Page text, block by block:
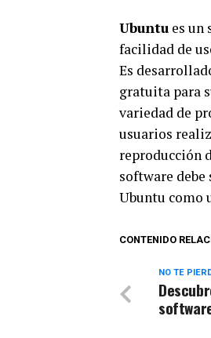
Ubuntu es un
facilidad de
Es
gratuita para
variedad de
usuarios
reproducción
software
Ubuntu como
CONTENIDO
NO TE